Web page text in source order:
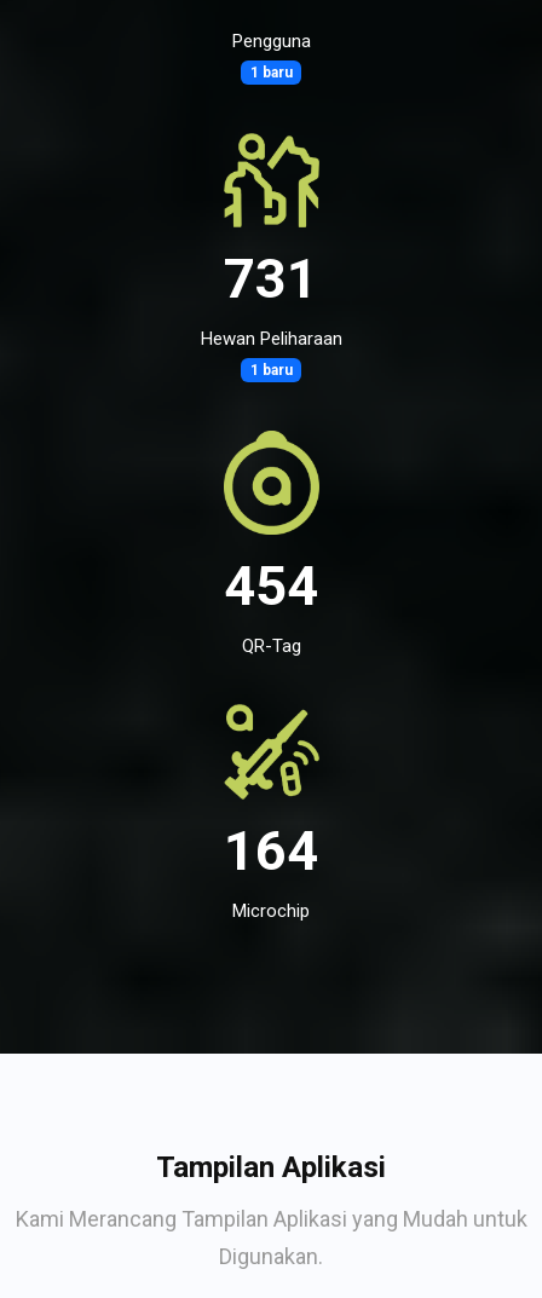
Pengguna
1 baru
731
Hewan Peliharaan
1 baru
454
QR-Tag
164
Microchip
Tampilan Aplikasi
Kami Merancang Tampilan Aplikasi yang Mudah untuk
Digunakan.